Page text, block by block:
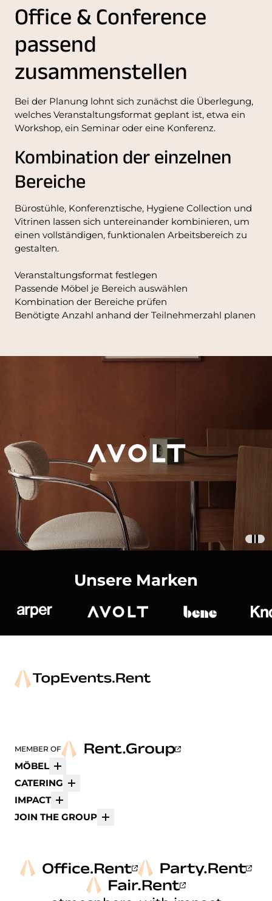
Office & Conference
passend
zusammenstellen
Bei der Planung lohnt sich zunächst die Überlegung,
welches Veranstaltungsformat geplant ist, etwa ein
Workshop, ein Seminar oder eine Konferenz.
Kombination der einzelnen
Bereiche
Bürostühle, Konferenztische, Hygiene Collection und
Vitrinen lassen sich untereinander kombinieren, um
einen vollständigen, funktionalen Arbeitsbereich zu
gestalten.
Veranstaltungsformat festlegen
Passende Möbel je Bereich auswählen
Kombination der Bereiche prüfen
Benötigte Anzahl anhand der Teilnehmerzahl planen
Unsere Marken
MEMBER OF
MÖBEL
CATERING
IMPACT
JOIN THE GROUP